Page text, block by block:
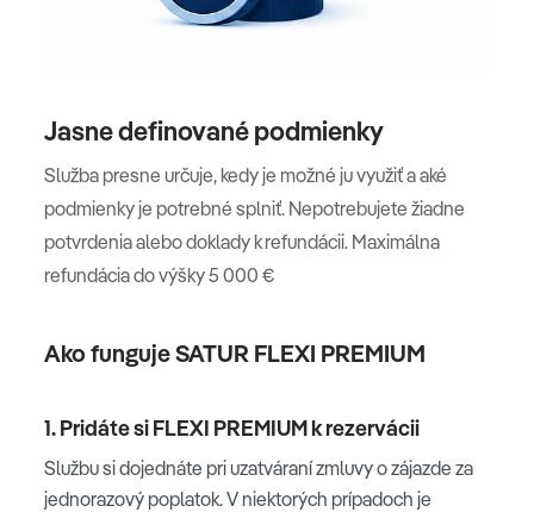
Jasne definované podmienky
Služba presne určuje, kedy je možné ju využiť a aké
podmienky je potrebné splniť. Nepotrebujete žiadne
potvrdenia alebo doklady k refundácii. Maximálna
refundácia do výšky 5 000 €
Ako funguje SATUR FLEXI PREMIUM
1. Pridáte si FLEXI PREMIUM k rezervácii
Službu si dojednáte pri uzatváraní zmluvy o zájazde za
jednorazový poplatok. V niektorých prípadoch je